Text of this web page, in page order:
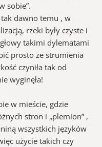
sobie”.
dawno temu , w
rzeki były czyste i
takimi dylematami
prosto ze strumienia
czyniła tak od
wyginęła!
w mieście, gdzie
stron i „plemion” ,
wszystkich języków
użycie takich czy